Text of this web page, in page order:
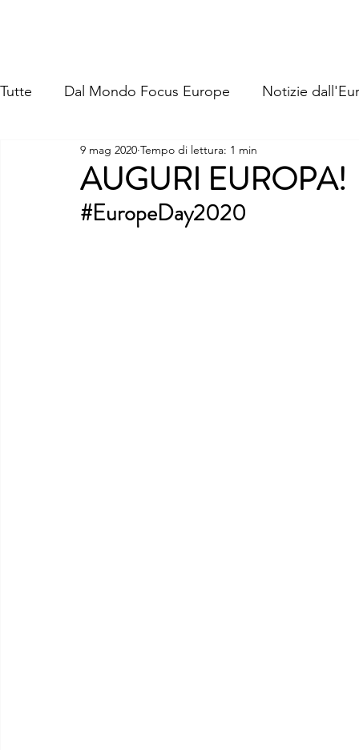
Tutte Dal Mondo Focus Europe Notizie
AUGURI EUROPA!
9 mag 2020 Tempo di lettura: 1 min
#EuropeDay2020